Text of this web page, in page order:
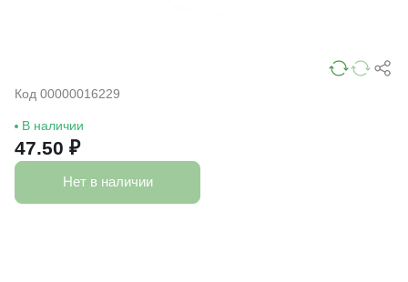
Код 00000016229
В наличии
47.50 ₽
Нет в наличии